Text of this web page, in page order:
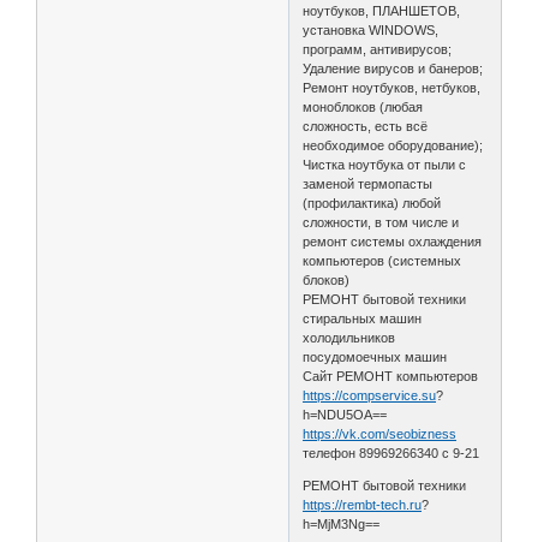
ноутбуков, ПЛАНШЕТОВ,
установка WINDOWS,
программ, антивирусов;
Удаление вирусов и банеров;
Ремонт ноутбуков, нетбуков,
моноблоков (любая
сложность, есть всё
необходимое оборудование);
Чистка ноутбука от пыли с
заменой термопасты
(профилактика) любой
сложности, в том числе и
ремонт системы охлаждения
компьютеров (системных
блоков)
РЕМОНТ бытовой техники
стиральных машин
холодильников
посудомоечных машин
Сайт РЕМОНТ компьютеров
https://compservice.su?
h=NDU5OA==
https://vk.com/seobizness
телефон 89969266340 с 9-21
РЕМОНТ бытовой техники
https://rembt-tech.ru?
h=MjM3Ng==